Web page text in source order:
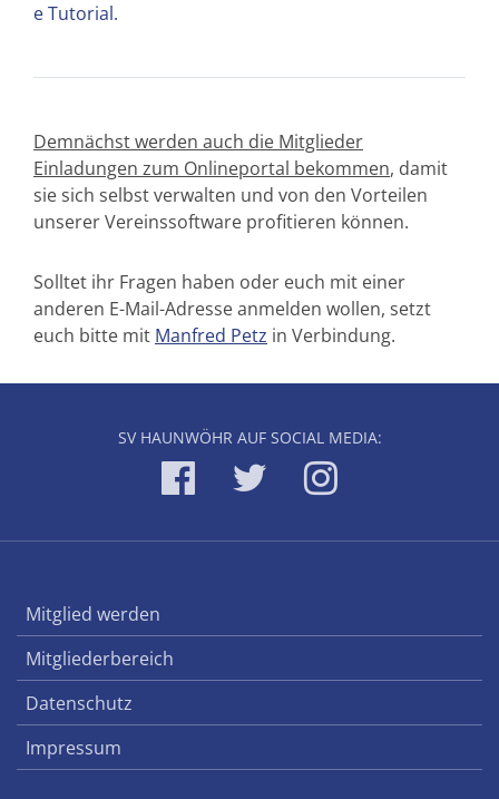
e Tutorial.
Demnächst werden auch die Mitglieder
Einladungen zum Onlineportal bekommen, damit
sie sich selbst verwalten und von den Vorteilen
unserer Vereinssoftware profitieren können.
Solltet ihr Fragen haben oder euch mit einer
anderen E-Mail-Adresse anmelden wollen, setzt
euch bitte mit Manfred Petz in Verbindung.
SV HAUNWÖHR AUF SOCIAL MEDIA:
Mitglied werden
Mitgliederbereich
Datenschutz
Impressum